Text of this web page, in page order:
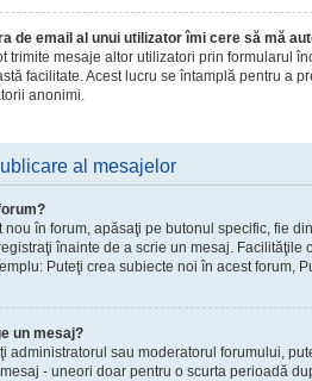
de email al unui utilizator îmi cere să mă
trimite mesaje altor utilizatori prin formularul
facilitate. Acest lucru se întamplă pentru a
anonimi.
al mesajelor
nou în forum, apăsaţi pe butonul specific, fie
înainte de a scrie un mesaj. Facilităţile
Puteţi crea subiecte noi în acest forum,
un mesaj?
administratorul sau moderatorul forumului,
- uneori doar pentru o scurta perioadă